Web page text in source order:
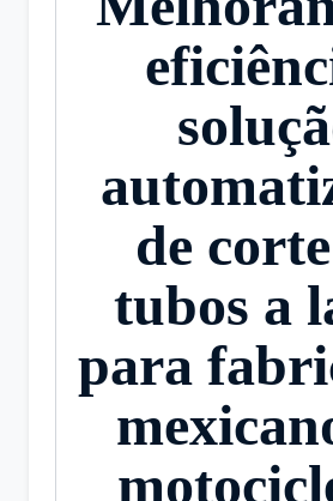
de
tubos a
para